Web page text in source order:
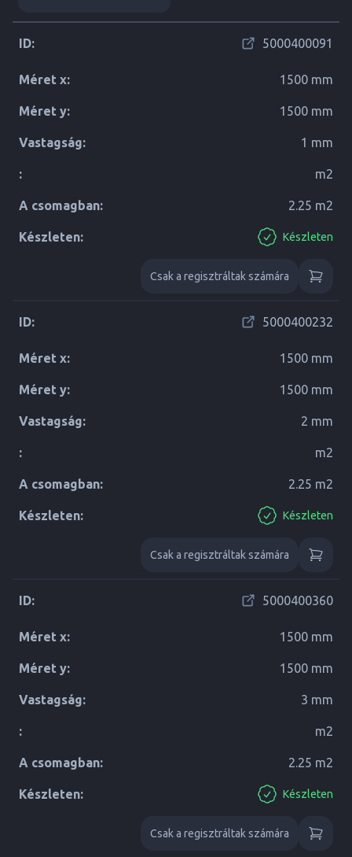
ID: 5000400091
Méret x: 1500 mm
Méret y: 1500 mm
Vastagság: 1 mm
: m2
A csomagban: 2.25 m2
Készleten: Készleten
Csak a regisztráltak számára
ID: 5000400232
Méret x: 1500 mm
Méret y: 1500 mm
Vastagság: 2 mm
: m2
A csomagban: 2.25 m2
Készleten: Készleten
Csak a regisztráltak számára
ID: 5000400360
Méret x: 1500 mm
Méret y: 1500 mm
Vastagság: 3 mm
: m2
A csomagban: 2.25 m2
Készleten: Készleten
Csak a regisztráltak számára